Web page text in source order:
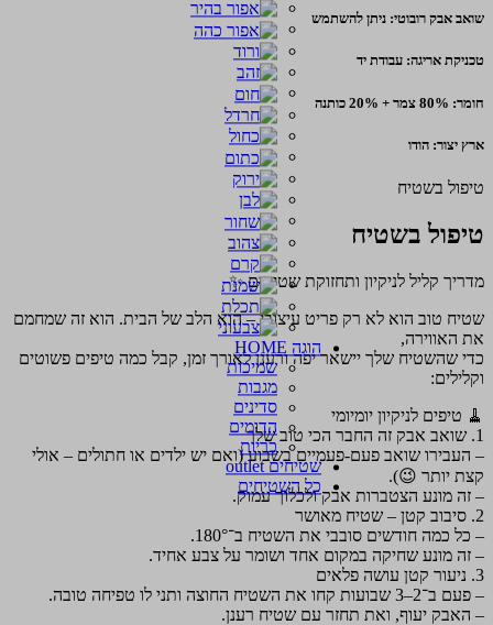
הוגה HOME
שמיכות
מגבות
סדינים
הדומים
כריות
שטיחים outlet
כל השטיחים
שואב אבק רובוטי: ניתן להשתמש
טכניקת אריגה: עבודת יד
חומר: 80% צמר + 20% כותנה
ארץ יצור: הודו
טיפול בשטיח
טיפול בשטיח
מדריך קליל לניקיון ותחזוקת שטיחים ✨
שטיח טוב הוא לא רק פריט עיצובי – הוא הלב של הבית. הוא זה שמחמם
את האווירה,
כדי שהשטיח שלך יישאר יפה ורענן לאורך זמן, קבל כמה טיפים פשוטים
וקלילים:
🧹 טיפים לניקיון יומיומי
1. שואב אבק זה החבר הכי טוב שלך
– העבירו שואב פעם-פעמיים בשבוע (ואם יש ילדים או חתולים – אולי
קצת יותר 😉).
– זה מונע הצטברות אבק ולכלוך עמוק.
2. סיבוב קטן – שטיח מאושר
– כל כמה חודשים סובבי את השטיח ב־180°.
– זה מונע שחיקה במקום אחד ושומר על צבע אחיד.
3. ניעור קטן עושה פלאים
– פעם ב־2–3 שבועות קחו את השטיח החוצה ותני לו טפיחה טובה.
– האבק יעוף, ואת תחזר עם שטיח רענן.